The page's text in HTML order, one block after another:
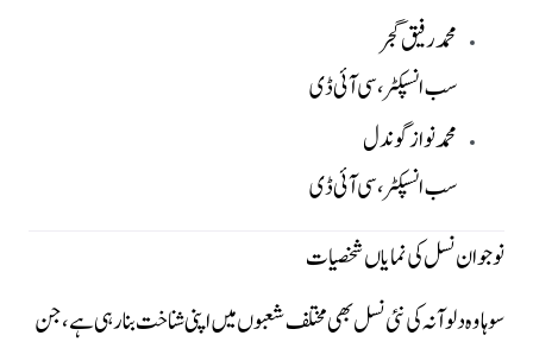
محمد رفیق گجر
سب انسپکٹر، سی آئی ڈی
محمد نواز گوندل
سب انسپکٹر، سی آئی ڈی
نوجوان نسل کی نمایاں شخصیات
سوہاوہ دلوآنہ کی نئی نسل بھی مختلف شعبوں میں اپنی شناخت بنا رہی ہے، جن